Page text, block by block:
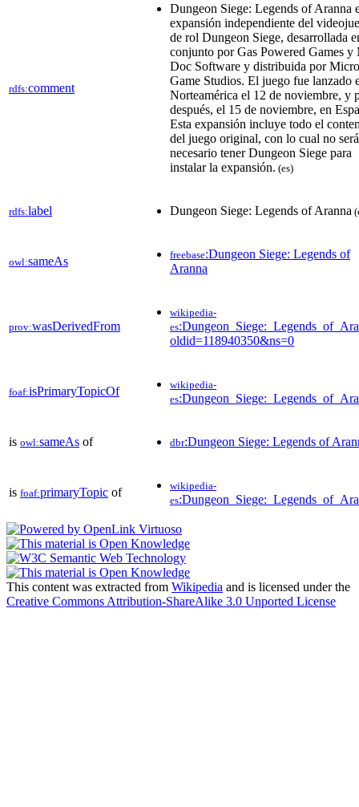
rdfs:comment
Dungeon Siege: Legends of Aranna
expansión independiente del
de rol Dungeon Siege, desarrollada
conjunto por Gas Powered Games y
Doc Software y distribuida por
Game Studios. El juego fue lanzado
Norteamérica el 12 de noviembre, y
después, el 15 de noviembre, en
Esta expansión incluye todo el
del juego original, con lo cual no será
necesario tener Dungeon Siege para
instalar la expansión. (es)
rdfs:label Dungeon Siege: Legends of Aranna
owl:sameAs freebase:Dungeon Siege: Legends of
Aranna
prov:wasDerivedFrom
wikipedia-
es
oldid=118940350&ns=0
foaf:isPrimaryTopicOf
wikipedia-
es
is owl:sameAs of dbr:Dungeon Siege: Legends of
is foaf:primaryTopic of
wikipedia-
es
This content was extracted from Wikipedia and is licensed under the
Creative Commons Attribution-ShareAlike 3.0 Unported License